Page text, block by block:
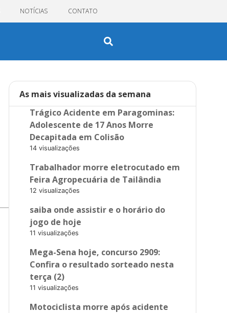
NOTÍCIAS CONTATO
As mais visualizadas da semana
Trágico Acidente em Paragominas:
Adolescente de 17 Anos Morre
Decapitada em Colisão
14 visualizações
Trabalhador morre eletrocutado em
Feira Agropecuária de Tailândia
12 visualizações
saiba onde assistir e o horário do
jogo de hoje
11 visualizações
Mega-Sena hoje, concurso 2909:
Confira o resultado sorteado nesta
terça (2)
11 visualizações
Motociclista morre após acidente